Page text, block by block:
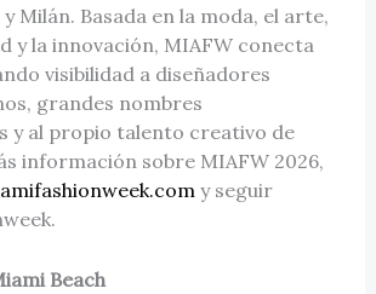
Milán. Basada en la moda, el arte,
y la innovación, MIAFW conecta
visibilidad a diseñadores
grandes nombres
y al propio talento creativo de
información sobre MIAFW 2026,
y seguir
Beach